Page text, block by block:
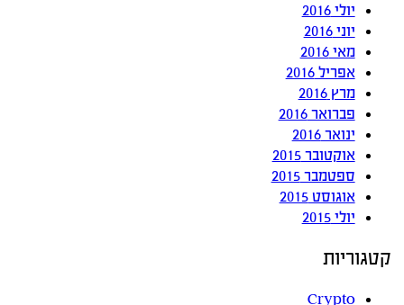
יולי 2016
יוני 2016
מאי 2016
אפריל 2016
מרץ 2016
פברואר 2016
ינואר 2016
אוקטובר 2015
ספטמבר 2015
אוגוסט 2015
יולי 2015
קטגוריות
Crypto